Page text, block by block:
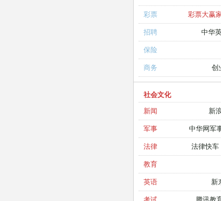
彩票 彩票大赢
招聘 中华
保险
商务 创
社会文化
新闻
新
军事 中华网军
法律 法律快车
教育
英语 新
考试 腾讯教